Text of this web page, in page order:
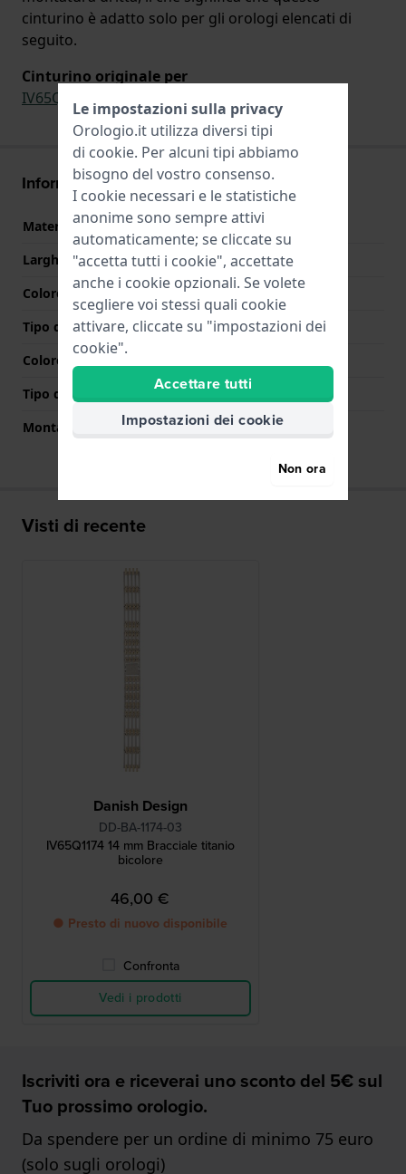
cinturino è adatto solo per gli orologi elencati di
seguito.
Cinturino originale per
IV65Q1174
Informazioni sul cinturino
Materiale Cinturino
Titanio
Larghezza cinturino
14 mm
Colore cinturino
Bicolore
Tipo di chiusura
Chiusura a gioiello
Colore Chiusura
Tipo di montatura
Perni in acciaio
Montatura dritta
No
Visti di recente
Danish Design
DD-BA-1174-03
IV65Q1174 14 mm Bracciale titanio
bicolore
46,00 €
● Presto di nuovo disponibile
Confronta
Vedi i prodotti
Iscriviti ora e riceverai uno sconto del 5€ sul
Tuo prossimo orologio.
Da spendere per un ordine di minimo 75 euro
(solo sugli orologi)
Le impostazioni sulla privacy
Orologio.it utilizza diversi tipi
di cookie. Per alcuni tipi abbiamo
bisogno del vostro consenso.
I cookie necessari e le statistiche
anonime sono sempre attivi
automaticamente; se cliccate su
"accetta tutti i cookie", accettate
anche i cookie opzionali. Se volete
scegliere voi stessi quali cookie
attivare, cliccate su "impostazioni dei
cookie".
Accettare tutti
Impostazioni dei cookie
Non ora